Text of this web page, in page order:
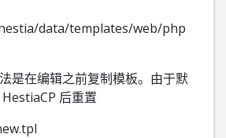
data/templates/web/php
是在编辑之前复制模板。由于默
后重置